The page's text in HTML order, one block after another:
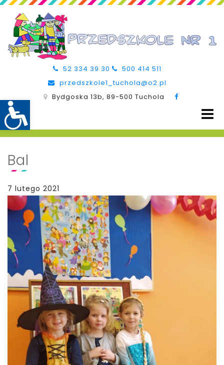
52 334 39 30
500 414 511
przedszkole1_tuchola@o2.pl
Bydgoska 13b, 89-500 Tuchola
Bal
7 lutego 2021